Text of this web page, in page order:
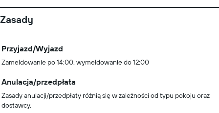
Zasady
Przyjazd/Wyjazd
Zameldowanie po 14:00, wymeldowanie do 12:00
Anulacja/przedpłata
Zasady anulacji/przedpłaty różnią się w zależności od typu pokoju oraz
dostawcy.